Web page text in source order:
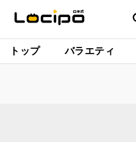
トップ バラエティ